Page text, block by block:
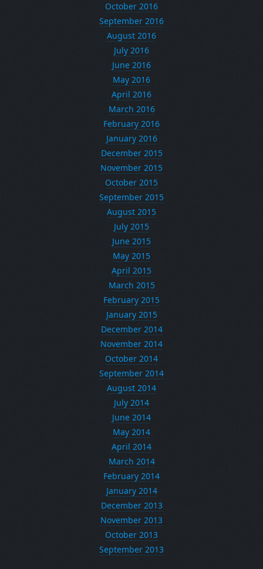
October 2016
September 2016
August 2016
July 2016
June 2016
May 2016
April 2016
March 2016
February 2016
January 2016
December 2015
November 2015
October 2015
September 2015
August 2015
July 2015
June 2015
May 2015
April 2015
March 2015
February 2015
January 2015
December 2014
November 2014
October 2014
September 2014
August 2014
July 2014
June 2014
May 2014
April 2014
March 2014
February 2014
January 2014
December 2013
November 2013
October 2013
September 2013